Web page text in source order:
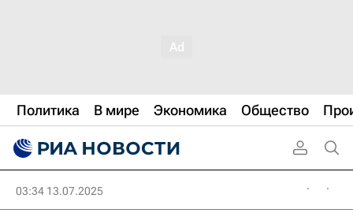
Политика В мире Экономика Общество
03:34 13.07.2025